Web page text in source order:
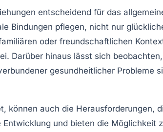
entscheidend für das
Bindungen pflegen, nicht nur
oder freundschaftlichen
Darüber hinaus lässt sich
gesundheitlicher Probleme
können auch die Herausforderungen,
und bieten die